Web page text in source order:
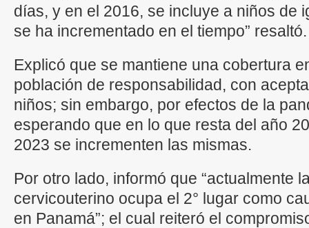
días, y en el 2016, se incluye a niños de
se ha incrementado en el tiempo” resaltó.
Explicó que se mantiene una cobertura
población de responsabilidad, con
niños; sin embargo, por efectos de la
esperando que en lo que resta del año
2023 se incrementen las mismas.
Por otro lado, informó que “actualmente
cervicouterino ocupa el 2° lugar como
en Panamá”; el cual reiteró el